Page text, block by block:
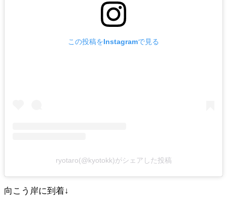
この投稿をInstagramで見る
ryotaro(@kyotokk)がシェアした投稿
向こう岸に到着↓